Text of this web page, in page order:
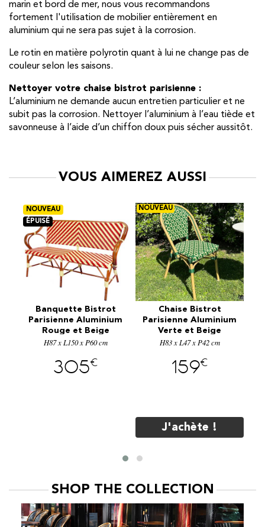
marin et bord de mer, nous vous recommandons
fortement l'utilisation de mobilier entièrement en
aluminium qui ne sera pas sujet à la corrosion.
Le rotin en matière polyrotin quant à lui ne change pas de
couleur selon les saisons.
Nettoyer votre chaise bistrot parisienne :
L’aluminium ne demande aucun entretien particulier et ne
subit pas la corrosion. Nettoyer l’aluminium à l’eau tiède et
savonneuse à l’aide d’un chiffon doux puis sécher aussitôt.
VOUS AIMEREZ AUSSI
Banquette Bistrot
Parisienne Aluminium
Rouge et Beige
E7080RG
H87 x L150 x P60 cm
305€
Chaise Bistrot
Parisienne Aluminium
Verte et Beige
E1187VTE
H83 x L47 x P42 cm
159€
J'achète !
SHOP THE COLLECTION